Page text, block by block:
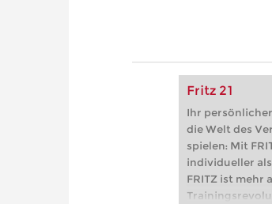
Fritz 21
Ihr
die Welt des
spielen: Mit
individueller
FRITZ ist mehr